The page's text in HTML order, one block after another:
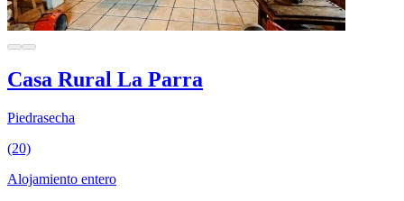
Casa Rural La Parra
Piedrasecha
(20)
Alojamiento entero